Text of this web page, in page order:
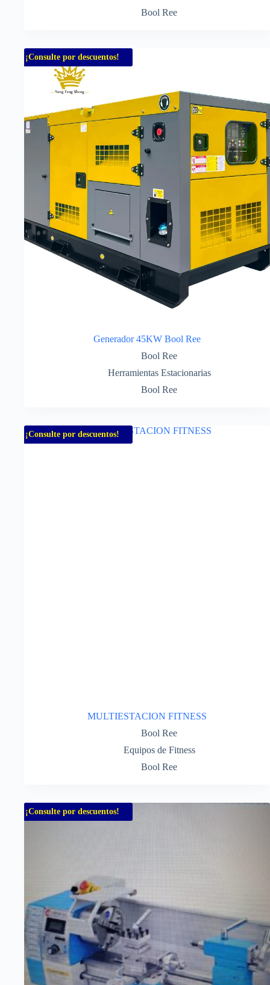
Bool Ree
¡Consulte por descuentos!
Generador 45KW Bool Ree
Bool Ree
Herramientas Estacionarias
Bool Ree
¡Consulte por descuentos!
MULTIESTACION FITNESS
Bool Ree
Equipos de Fitness
Bool Ree
¡Consulte por descuentos!